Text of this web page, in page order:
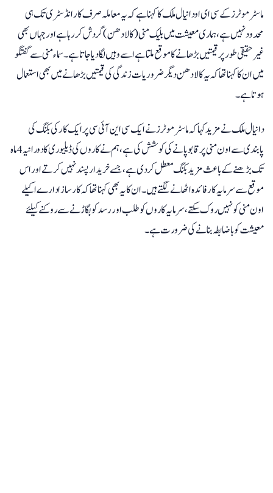
ماسٹر موٹرز کے سی ای او دانیال ملک کا کہنا ہے کہ یہ معاملہ صرف کار انڈسٹری تک ہی
محدود نہیں ہے، ہماری معیشت میں بلیک منی (کالا دھن) گردش کررہا ہے اور جہاں بھی
غیر حقیقی طور پر قیمتیں بڑھانے کا موقع ملتا ہے اسے وہیں لگادیا جاتا ہے۔ سماء منی سے گفتگو
میں ان کا کہنا تھا کہ یہ کالا دھن دیگر ضروریات زندگی کی قیمتیں بڑھانے میں بھی استعمال
ہوتا ہے۔
دانیال ملک نے مزید کہا کہ ماسٹر موٹرز نے ایک سی این آئی سی پر ایک کار کی بکنگ کی
پابندی سے اون منی پر قابو پانے کی کوشش کی ہے، ہم نے کاروں کی ڈیلیوری کا دورانیہ 4 ماہ
تک بڑھنے کے باعث مزید بکنگ معطل کردی ہے، جسے خریدار پسند نہیں کرتے اور اس
موقع سے سرمایہ کار فائدہ اٹھانے لگتے ہیں۔ ان کا یہ بھی کہنا تھا کہ کار ساز ادارے اکیلے
اون منی کو نہیں روک سکتے، سرمایہ کاروں کو طلب اور رسد کو بگاڑنے سے روکنے کیلئے
معیشت کو باضابطہ بنانے کی ضرورت ہے۔